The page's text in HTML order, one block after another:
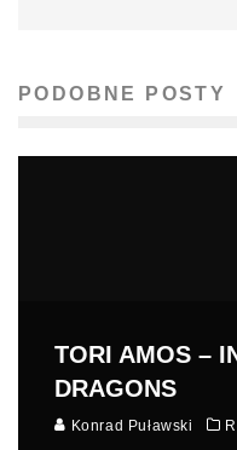
PODOBNE POSTY
TORI AMOS –
DRAGONS
Konrad Puławski